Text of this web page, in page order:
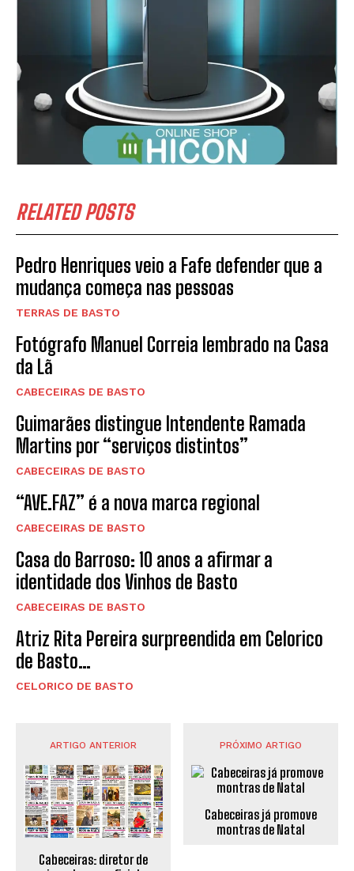
RELATED POSTS
Pedro Henriques veio a Fafe defender que a
mudança começa nas pessoas
TERRAS DE BASTO
Fotógrafo Manuel Correia lembrado na Casa
da Lã
CABECEIRAS DE BASTO
Guimarães distingue Intendente Ramada
Martins por “serviços distintos”
CABECEIRAS DE BASTO
“AVE.FAZ” é a nova marca regional
CABECEIRAS DE BASTO
Casa do Barroso: 10 anos a afirmar a
identidade dos Vinhos de Basto
CABECEIRAS DE BASTO
Atriz Rita Pereira surpreendida em Celorico
de Basto…
CELORICO DE BASTO
ARTIGO ANTERIOR
Cabeceiras: diretor de
PRÓXIMO ARTIGO
Cabeceiras já promove
montras de Natal